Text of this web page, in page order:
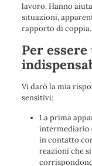
lavoro. Hanno
situazioni,
rapporto di coppia.
Per
Vi darò la mia
sensitivi:
La prima
intermediario
in contatto
reazioni che